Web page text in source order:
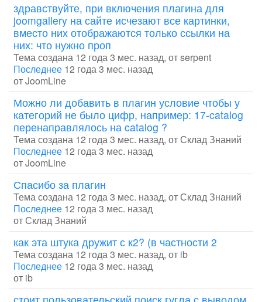
здравствуйте, при включения плагина для
joomgallery на сайте исчезают все картинки,
вместо них отображаются только ссылки на
них: что нужно проп
Тема создана 12 года 3 мес. назад, отserpent
Последнее 12 года 3 мес. назад
отJoomLine
Можно ли добавить в плагин условие чтобы у
категорий не было цифр, например: 17-catalog
перенаправлялось на catalog ?
Тема создана 12 года 3 мес. назад, отСклад Знаний
Последнее 12 года 3 мес. назад
отJoomLine
Спасибо за плагин
Тема создана 12 года 3 мес. назад, отСклад Знаний
Последнее 12 года 3 мес. назад
отСклад Знаний
как эта штука дружит с к2? (в частности 2
Тема создана 12 года 3 мес. назад, от ib
Последнее 12 года 3 мес. назад
от ib